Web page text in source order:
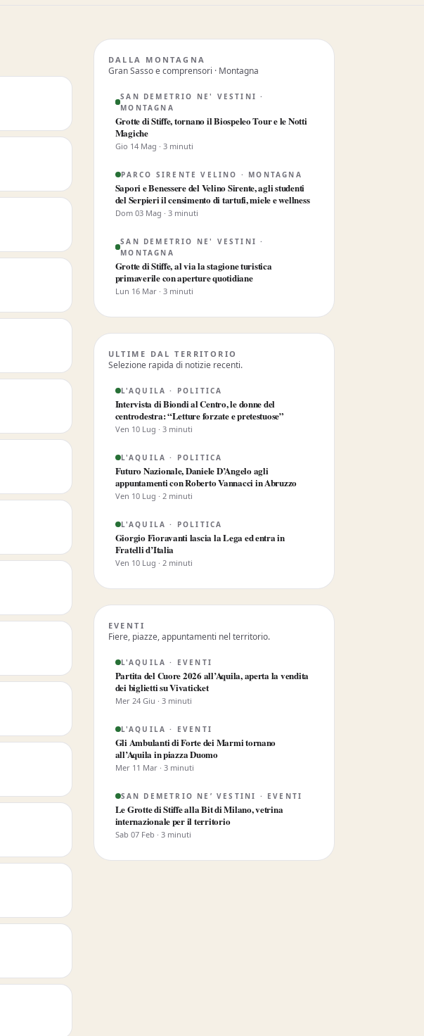
DALLA MONTAGNA
Gran Sasso e comprensori · Montagna
SAN DEMETRIO NE' VESTINI ·
MONTAGNA
Grotte di Stiffe, tornano il Biospeleo Tour e le Notti
Magiche
Gio 14 Mag · 3 minuti
PARCO SIRENTE VELINO · MONTAGNA
Sapori e Benessere del Velino Sirente, agli studenti
del Serpieri il censimento di tartufi, miele e wellness
Dom 03 Mag · 3 minuti
SAN DEMETRIO NE' VESTINI ·
MONTAGNA
Grotte di Stiffe, al via la stagione turistica
primaverile con aperture quotidiane
Lun 16 Mar · 3 minuti
ULTIME DAL TERRITORIO
Selezione rapida di notizie recenti.
L'AQUILA · POLITICA
Intervista di Biondi al Centro, le donne del
centrodestra: “Letture forzate e pretestuose”
Ven 10 Lug · 3 minuti
L'AQUILA · POLITICA
Futuro Nazionale, Daniele D’Angelo agli
appuntamenti con Roberto Vannacci in Abruzzo
Ven 10 Lug · 2 minuti
L'AQUILA · POLITICA
Giorgio Fioravanti lascia la Lega ed entra in
Fratelli d’Italia
Ven 10 Lug · 2 minuti
EVENTI
Fiere, piazze, appuntamenti nel territorio.
L'AQUILA · EVENTI
Partita del Cuore 2026 all’Aquila, aperta la vendita
dei biglietti su Vivaticket
Mer 24 Giu · 3 minuti
L'AQUILA · EVENTI
Gli Ambulanti di Forte dei Marmi tornano
all’Aquila in piazza Duomo
Mer 11 Mar · 3 minuti
SAN DEMETRIO NE’ VESTINI · EVENTI
Le Grotte di Stiffe alla Bit di Milano, vetrina
internazionale per il territorio
Sab 07 Feb · 3 minuti